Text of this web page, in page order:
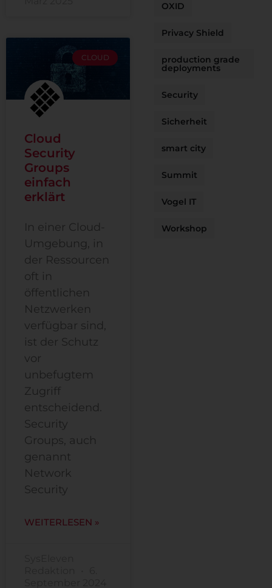
CLOUD
Cloud
Security
Groups
einfach
erklärt
In einer Cloud-
Umgebung, in
der Ressourcen
oft in
öffentlichen
Netzwerken
verfügbar sind,
ist der Schutz
vor
unbefugtem
Zugriff
entscheidend.
Security
Groups, auch
genannt
Network
Security
WEITERLESEN »
OXID
Privacy Shield
production grade
deployments
Security
Sicherheit
smart city
Summit
Vogel IT
Workshop